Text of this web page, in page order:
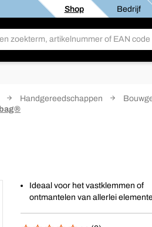
Shop Bedrijf
Handgereedschappen
Ideaal voor het vastklemmen of
ontmantelen van allerlei